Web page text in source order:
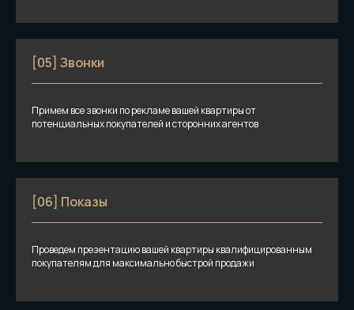
[05] Звонки
Примем все звонки по рекламе вашей квартиры от
потенциальных покупателей и сторонних агентов
[06] Показы
Проведем презентацию вашей квартиры квалифицированным
покупателям для максимально быстрой продажи